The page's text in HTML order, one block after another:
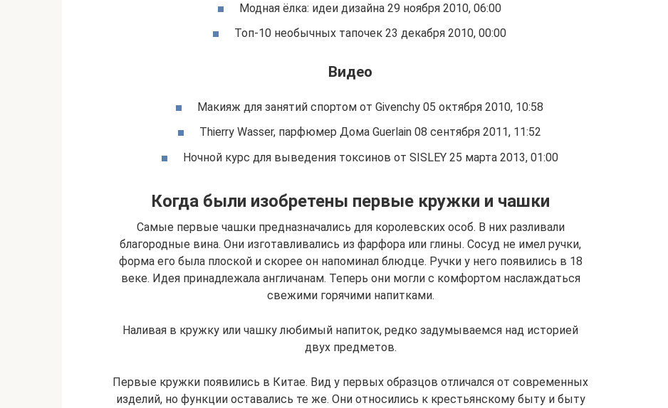
Модная ёлка: идеи дизайна 29 ноября 2010, 06:00
Топ-10 необычных тапочек 23 декабря 2010, 00:00
Видео
Макияж для занятий спортом от Givenchy 05 октября 2010, 10:58
Thierry Wasser, парфюмер Дома Guerlain 08 сентября 2011, 11:52
Ночной курс для выведения токсинов от SISLEY 25 марта 2013, 01:00
Когда были изобретены первые кружки и чашки
Самые первые чашки предназначались для королевских особ. В них разливали
благородные вина. Они изготавливались из фарфора или глины. Сосуд не имел ручки,
форма его была плоской и скорее он напоминал блюдце. Ручки у него появились в 18
веке. Идея принадлежала англичанам. Теперь они могли с комфортом наслаждаться
свежими горячими напитками.
Наливая в кружку или чашку любимый напиток, редко задумываемся над историей
двух предметов.
Первые кружки появились в Китае. Вид у первых образцов отличался от современных
изделий, но функции оставались те же. Они относились к крестьянскому быту и быту